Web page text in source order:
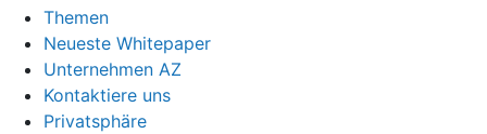
Themen
Neueste Whitepaper
Unternehmen AZ
Kontaktiere uns
Privatsphäre